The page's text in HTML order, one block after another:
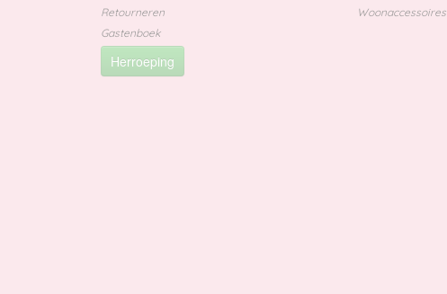
Retourneren
Gastenboek
Herroeping
Woonaccessoires